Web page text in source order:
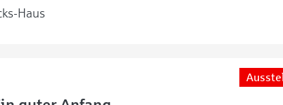
Haus